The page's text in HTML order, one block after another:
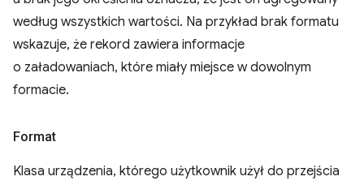
według wszystkich wartości. Na przykład brak formatu
wskazuje, że rekord zawiera informacje
o załadowaniach, które miały miejsce w dowolnym
formacie.
Format
Klasa urządzenia, którego użytkownik użył do przejścia